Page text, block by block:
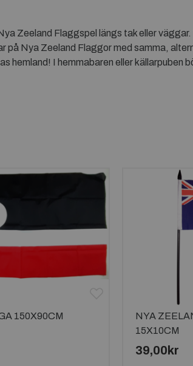
Zeeland Flaggspel längs tak eller
på Nya Zeeland Flaggor med samma,
I hemmabaren eller källarpuben
150X90CM
NYA
15X10CM
39,00kr